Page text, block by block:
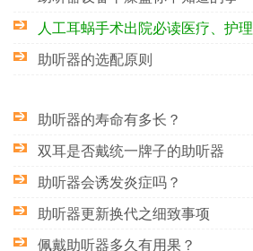
人工耳蜗手术出院必读医疗、护理
助听器的选配原则
助听器的寿命有多长？
双耳是否戴统一牌子的助听器
助听器会诱发炎症吗？
助听器更新换代之细致事项
佩戴助听器多久有用果？